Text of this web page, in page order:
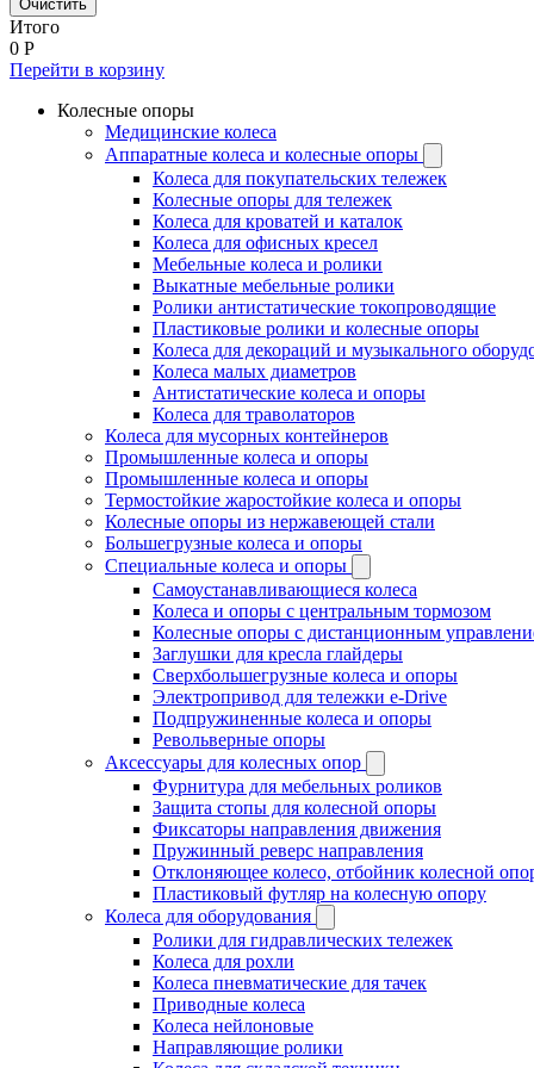
Очистить
Итого
0 Р
Перейти в корзину
Колесные опоры
Медицинские колеса
Аппаратные колеса и колесные опоры
Колеса для покупательских тележек
Колесные опоры для тележек
Колеса для кроватей и каталок
Колеса для офисных кресел
Мебельные колеса и ролики
Выкатные мебельные ролики
Ролики антистатические токопроводящие
Пластиковые ролики и колесные опоры
Колеса для декораций и музыкального
Колеса малых диаметров
Антистатические колеса и опоры
Колеса для траволаторов
Колеса для мусорных контейнеров
Промышленные колеса и опоры
Промышленные колеса и опоры
Термостойкие жаростойкие колеса и опоры
Колесные опоры из нержавеющей стали
Большегрузные колеса и опоры
Специальные колеса и опоры
Самоустанавливающиеся колеса
Колеса и опоры с центральным тормозом
Колесные опоры с дистанционным
Заглушки для кресла глайдеры
Сверхбольшегрузные колеса и опоры
Электропривод для тележки e-Drive
Подпружиненные колеса и опоры
Револьверные опоры
Аксессуары для колесных опор
Фурнитура для мебельных роликов
Защита стопы для колесной опоры
Фиксаторы направления движения
Пружинный реверс направления
Отклоняющее колесо, отбойник колесной
Пластиковый футляр на колесную опору
Колеса для оборудования
Ролики для гидравлических тележек
Колеса для рохли
Колеса пневматические для тачек
Приводные колеса
Колеса нейлоновые
Направляющие ролики